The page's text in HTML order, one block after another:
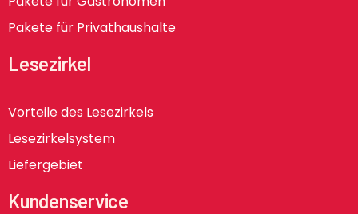
Pakete für Privathaushalte
Lesezirkel
Vorteile des Lesezirkels
Lesezirkelsystem
Liefergebiet
Kundenservice